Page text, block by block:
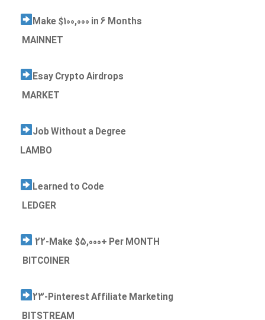
Make $100,000 in 6 Months
MAINNET
Esay Crypto Airdrops
MARKET
Job Without a Degree
LAMBO
Learned to Code
LEDGER
22-Make $5,000+ Per MONTH
BITCOINER
23-Pinterest Affiliate Marketing
BITSTREAM